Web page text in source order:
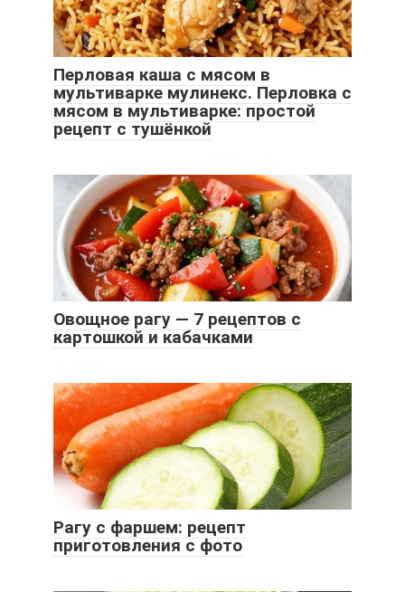
Перловая каша с мясом в
мультиварке мулинекс. Перловка с
мясом в мультиварке: простой
рецепт с тушёнкой
Овощное рагу — 7 рецептов с
картошкой и кабачками
Рагу с фаршем: рецепт
приготовления с фото